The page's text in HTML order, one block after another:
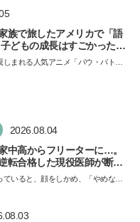
族で旅したアメリカで「語
どもの成長はすごかった」
『パウ・パトロール ザ・ダ
ってほしい
しまれる人気アニメ「パウ・パトロ
2026.08.04
中高からフリーターに…。
転合格した現役医師が断言
験勉強に役立った」そう考
いると、顔をしかめ、「やめなさ